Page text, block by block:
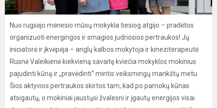
Nuo rugsėjo mėnesio mūsų mokykla tiesiog atgijo – pradėtos
organizuoti energingos ir smagios judriosios pertraukos! Jų
iniciatorė ir įkvėpėja – anglų kalbos mokytoja ir kineziterapeutė
Rusnė Valeikienė kiekvieną savaitę kviečia mokyklos mokinius
pajudinti kūną ir „pravėdinti“ mintis veiksmingų mankštų metu.
Šios aktyvios pertraukos skirtos tam, kad po pamokų kūnas
atsigautų, o mokiniai jaustųsi žvalesni ir įgautų energijos visai